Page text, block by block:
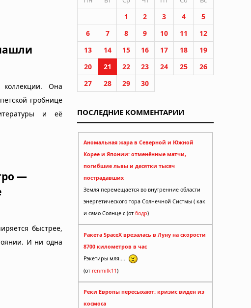
Она
гробнице
и её
—
быстрее,
И ни одна
1 2 3 4
5
6
7 8 9 10 11
12
13
14 15 16 17 18
19
20
21 22 23 24 25
26
27
28 29 30
ПОСЛЕДНИЕ КОММЕНТАРИИ
Аномальная жара в Северной и Южной
Корее и Японии: отменённые матчи,
погибшие львы и десятки тысяч
пострадавших
Земля перемещается во внутренние области
энергетического тора Солнечной Систмы ( как
и само Солнце с (от бодр)
Ракета SpaceX врезалась в Луну на скорости
8700 километров в час
Рэкетиры мля....
(от renmilk11)
Реки Европы пересыхают: кризис виден из
космоса